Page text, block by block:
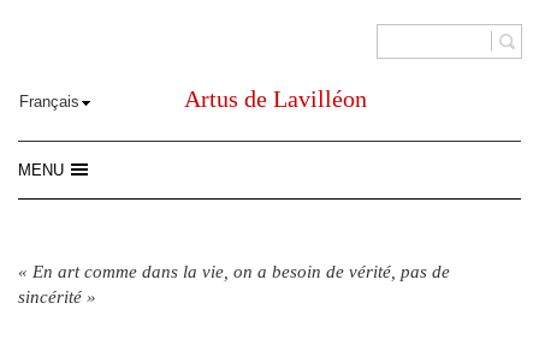
Artus de Lavilléon
MENU
« En art comme dans la vie, on a besoin de vérité, pas de
sincérité »